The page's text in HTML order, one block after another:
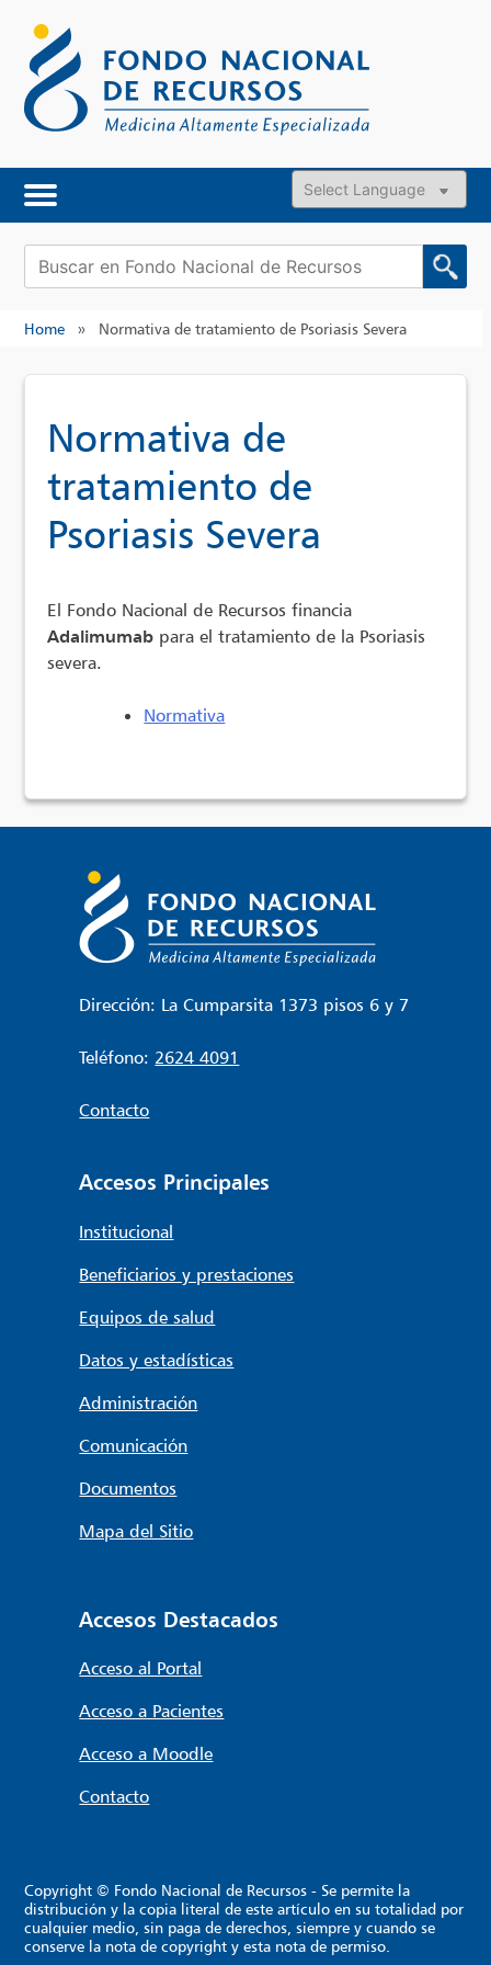
content
Powered by
Buscar:
Home » Normativa de tratamiento de Psoriasis Severa
Normativa de
tratamiento de
Psoriasis Severa
El Fondo Nacional de Recursos financia
Adalimumab para el tratamiento de la Psoriasis
severa.
Normativa
Dirección: La Cumparsita 1373 pisos 6 y 7
Teléfono: 2624 4091
Contacto
Accesos Principales
Institucional
Beneficiarios y prestaciones
Equipos de salud
Datos y estadísticas
Administración
Comunicación
Documentos
Mapa del Sitio
Accesos Destacados
Acceso al Portal
Acceso a Pacientes
Acceso a Moodle
Contacto
Copyright © Fondo Nacional de Recursos - Se permite la
distribución y la copia literal de este artículo en su totalidad por
cualquier medio, sin paga de derechos, siempre y cuando se
conserve la nota de copyright y esta nota de permiso.